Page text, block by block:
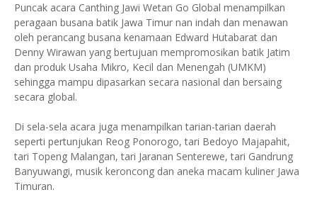
Puncak acara Canthing Jawi Wetan Go Global menampilkan
peragaan busana batik Jawa Timur nan indah dan menawan
oleh perancang busana kenamaan Edward Hutabarat dan
Denny Wirawan yang bertujuan mempromosikan batik Jatim
dan produk Usaha Mikro, Kecil dan Menengah (UMKM)
sehingga mampu dipasarkan secara nasional dan bersaing
secara global.
Di sela-sela acara juga menampilkan tarian-tarian daerah
seperti pertunjukan Reog Ponorogo, tari Bedoyo Majapahit,
tari Topeng Malangan, tari Jaranan Senterewe, tari Gandrung
Banyuwangi, musik keroncong dan aneka macam kuliner Jawa
Timuran.